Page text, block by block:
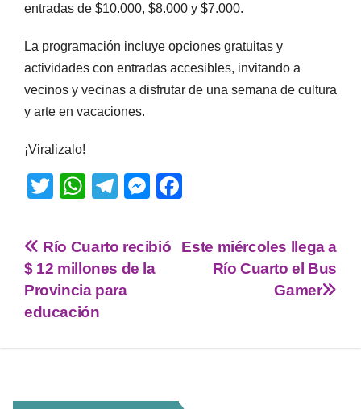
entradas de $10.000, $8.000 y $7.000.
La programación incluye opciones gratuitas y
actividades con entradas accesibles, invitando a
vecinos y vecinas a disfrutar de una semana de cultura
y arte en vacaciones.
¡Viralizalo!
T
tt
er
W
at
s
A
p
T
e
gr
a
M
ss
e
c
Este miércoles llega a
Río Cuarto el Bus
Gamer
Río Cuarto recibió
$ 12 millones de la
Provincia para
educación